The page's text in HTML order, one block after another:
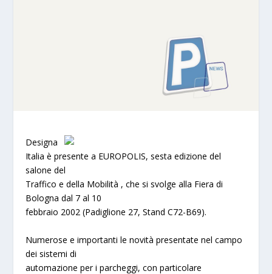
Designa
Italia è presente a EUROPOLIS, sesta edizione del
salone del
Traffico e della Mobilità , che si svolge alla Fiera di
Bologna dal 7 al 10
febbraio 2002 (Padiglione 27, Stand C72-B69).
Numerose e importanti le novità presentate nel campo
dei sistemi di
automazione per i parcheggi, con particolare